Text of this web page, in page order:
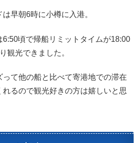
早朝6時に小樽に入港。
頃で帰船リミットタイムが18:00
観光できました。
って他の船と比べて寄港地での滞在
るので観光好きの方は嬉しいと思